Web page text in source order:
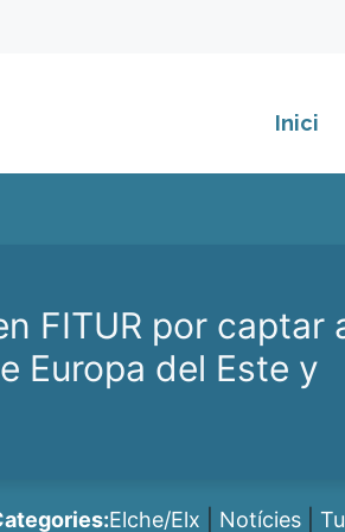
Inici
FITUR por captar
Europa del Este y
Elche/Elx Notícies |